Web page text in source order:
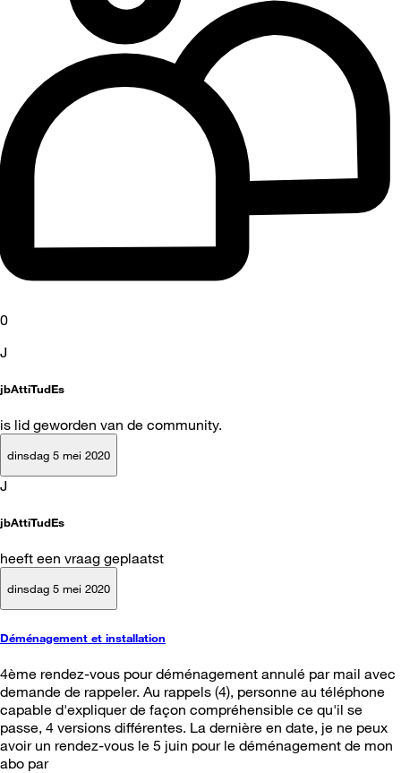
0
J
jbAttiTudEs
is lid geworden van de community.
dinsdag 5 mei 2020
J
jbAttiTudEs
heeft een vraag geplaatst
dinsdag 5 mei 2020
Déménagement et installation
4ème rendez-vous pour déménagement annulé par mail avec
demande de rappeler. Au rappels (4), personne au téléphone
capable d'expliquer de façon compréhensible ce qu'il se
passe, 4 versions différentes. La dernière en date, je ne peux
avoir un rendez-vous le 5 juin pour le déménagement de mon
abo par